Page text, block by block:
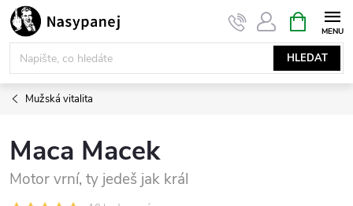
Přejít
na
obsah
HLEDAT
NÁKUPNÍ
KOŠÍK
Mužská vitalita
Maca Macek
Motor vrní, ty jedeš jak král